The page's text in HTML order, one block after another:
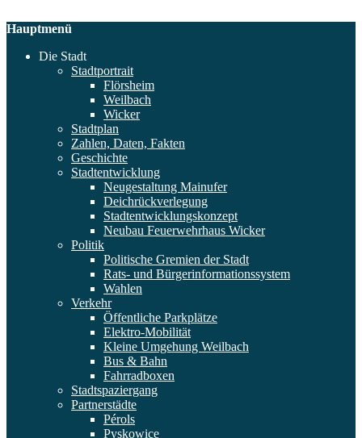
Hauptmenü
Die Stadt
Stadtportrait
Flörsheim
Weilbach
Wicker
Stadtplan
Zahlen, Daten, Fakten
Geschichte
Stadtentwicklung
Neugestaltung Mainufer
Deichrückverlegung
Stadtentwicklungskonzept
Neubau Feuerwehrhaus Wicker
Politik
Politische Gremien der Stadt
Rats- und Bürgerinformationssystem
Wahlen
Verkehr
Öffentliche Parkplätze
Elektro-Mobilität
Kleine Umgehung Weilbach
Bus & Bahn
Fahrradboxen
Stadtspaziergang
Partnerstädte
Pérols
Pyskowice